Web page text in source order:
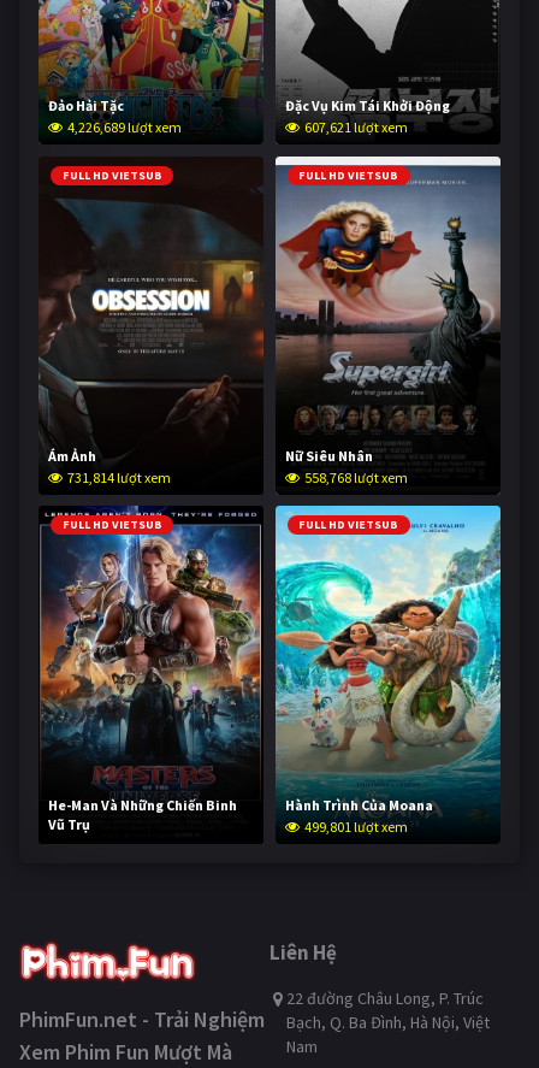
Đảo Hải Tặc
4,226,689 lượt xem
Đặc Vụ Kim Tái Khởi Động
607,621 lượt xem
FULL HD VIETSUB
Ám Ảnh
731,814 lượt xem
FULL HD VIETSUB
Nữ Siêu Nhân
558,768 lượt xem
FULL HD VIETSUB
He-Man Và Những Chiến Binh
Vũ Trụ
249,245 lượt xem
FULL HD VIETSUB
Hành Trình Của Moana
499,801 lượt xem
PhimFun.net - Trải Nghiệm
Xem Phim Fun Mượt Mà
Liên Hệ
22 đường Châu Long, P. Trúc
Bạch, Q. Ba Đình, Hà Nội, Việt
Nam